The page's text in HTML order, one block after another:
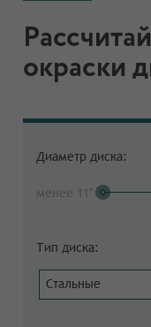
окраски
Диаметр диска:
менее 11"
Тип диска:
Стальные